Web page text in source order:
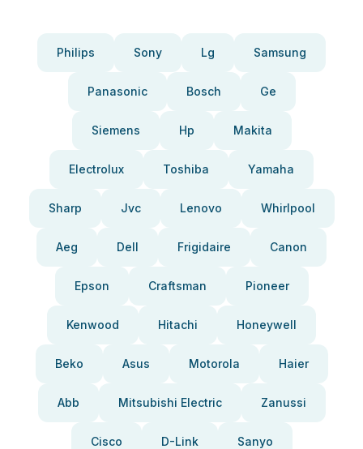
Philips Sony Lg Samsung
Panasonic Bosch Ge
Siemens Hp Makita
Electrolux Toshiba Yamaha
Sharp Jvc Lenovo Whirlpool
Aeg Dell Frigidaire Canon
Epson Craftsman Pioneer
Kenwood Hitachi Honeywell
Beko Asus Motorola Haier
Abb Mitsubishi Electric Zanussi
Cisco D-Link Sanyo